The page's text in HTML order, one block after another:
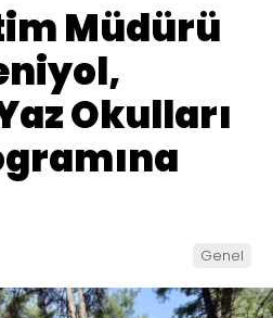
Müdürü
Okulları
Genel